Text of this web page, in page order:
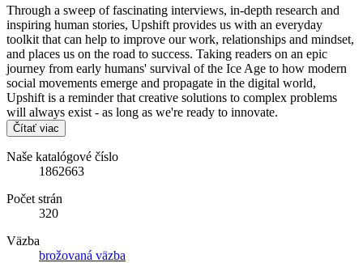
Through a sweep of fascinating interviews, in-depth research and
inspiring human stories, Upshift provides us with an everyday
toolkit that can help to improve our work, relationships and mindset,
and places us on the road to success. Taking readers on an epic
journey from early humans' survival of the Ice Age to how modern
social movements emerge and propagate in the digital world,
Upshift is a reminder that creative solutions to complex problems
will always exist - as long as we're ready to innovate.
Čítať viac
Naše katalógové číslo
1862663
Počet strán
320
Väzba
brožovaná väzba